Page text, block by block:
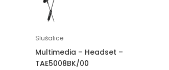
Slušalice
Multimedia – Headset –
TAE5008BK/00